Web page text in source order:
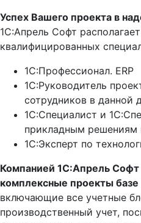
Успех Вашего проекта в
1С:Апрель Софт
квалифицированных
1С:Профессионал. ERP
1С:Руководитель
сотрудников в данной
1С:Специалист и
прикладным решениям
1С:Эксперт по
Компанией 1С:Апрель Софт
комплексные проекты
включающие все учетные
производственный учет,